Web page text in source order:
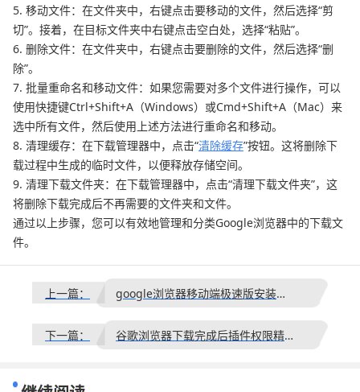
5. 移动文件：在文件夹中，右键点击要移动的文件，然后选择“剪
切”。接着，在目标文件夹中右键点击空白处，选择“粘贴”。
6. 删除文件：在文件夹中，右键点击要删除的文件，然后选择“删
除”。
7. 批量重命名和移动文件：如果您需要对多个文件进行操作，可以
使用快捷键Ctrl+Shift+A（Windows）或Cmd+Shift+A（Mac）来
选中所有文件，然后使用上述方法进行重命名和移动。
8. 清理缓存：在下载管理器中，点击“清除缓存”按钮。这将删除下
载过程中生成的临时文件，以便释放存储空间。
9. 清理下载文件夹：在下载管理器中，点击“清理下载文件夹”，这
将删除下载完成后不再需要的文件夹和文件。
通过以上步骤，您可以有效地管理和分类Google浏览器中的下载文
件。
上一篇： google浏览器移动端极速版安装教程
下一篇： 谷歌浏览器下载完成后插件权限精细化高级管理教程